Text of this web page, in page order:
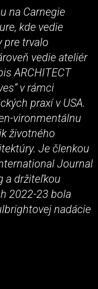
na Carnegie
kde vedie
pre trvalo
vedie ateliér
ARCHITECT
v rámci
praxí v USA.
vironmentálnu
životného
Je členkou
Journal
a držiteľkou
2022-23 bola
nadácie